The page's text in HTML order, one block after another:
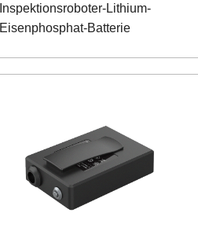
Inspektionsroboter-Lithium-
Eisenphosphat-Batterie